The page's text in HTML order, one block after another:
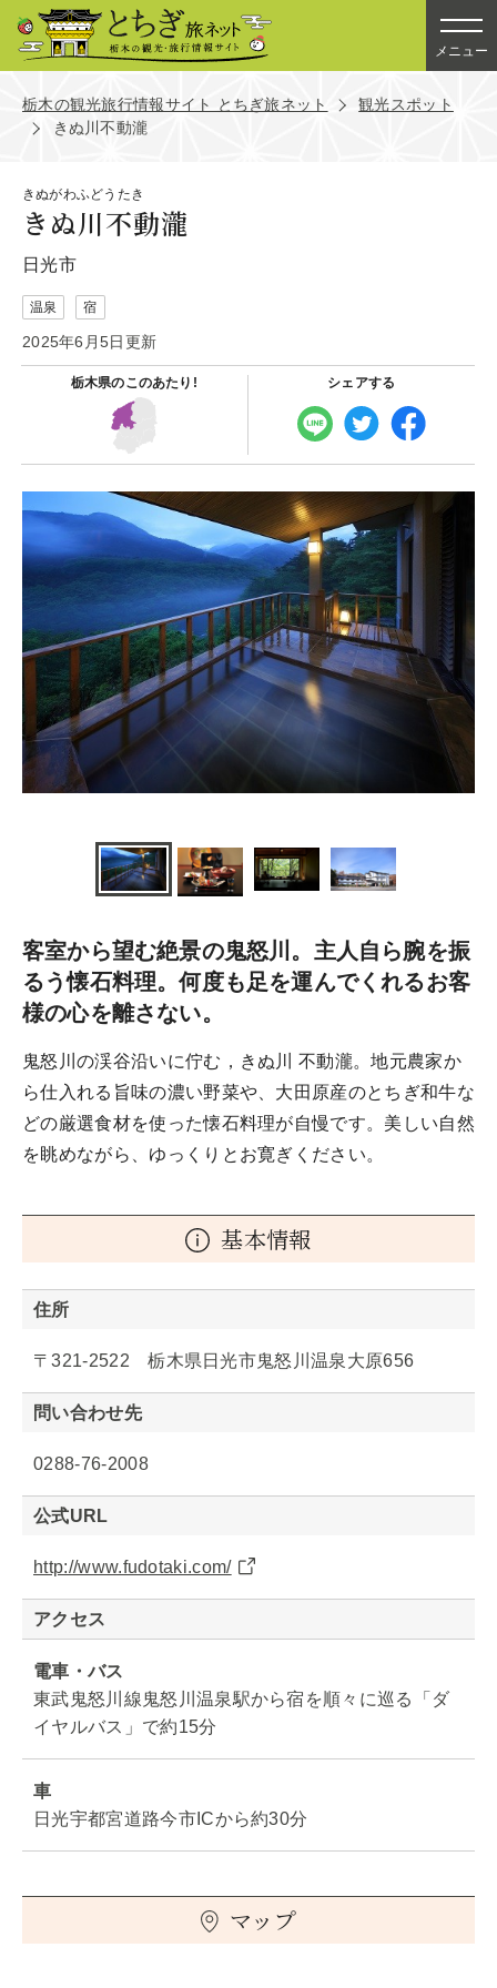
メニュー
栃木の観光旅行情報サイト とちぎ旅ネット
観光スポット
きぬ川不動瀧
きぬがわふどうたき
きぬ川不動瀧
日光市
温泉 宿
2025年6月5日更新
栃木県のこのあたり! シェアする
客室から望む絶景の鬼怒川。主人自ら腕を振
るう懐石料理。何度も足を運んでくれるお客
様の心を離さない。
鬼怒川の渓谷沿いに佇む，きぬ川 不動瀧。地元農家か
ら仕入れる旨味の濃い野菜や、大田原産のとちぎ和牛な
どの厳選食材を使った懐石料理が自慢です。美しい自然
を眺めながら、ゆっくりとお寛ぎください。
基本情報
住所
〒321-2522 栃木県日光市鬼怒川温泉大原656
問い合わせ先
0288-76-2008
公式URL
http://www.fudotaki.com/
アクセス
電車・バス
東武鬼怒川線鬼怒川温泉駅から宿を順々に巡る「ダ
イヤルバス」で約15分
車
日光宇都宮道路今市ICから約30分
マップ